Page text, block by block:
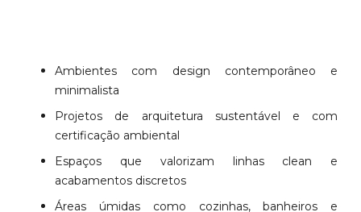
Ambientes com design contemporâneo e
minimalista
Projetos de arquitetura sustentável e com
certificação ambiental
Espaços que valorizam linhas clean e
acabamentos discretos
Áreas úmidas como cozinhas, banheiros e